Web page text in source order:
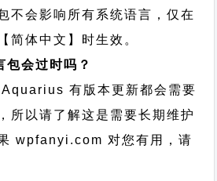
不会影响所有系统语言，仅在
简体中文】时生效。
会过时吗？
有版本更新都会需要
所以请了解这是需要长期维护
wpfanyi.com 对您有用，请